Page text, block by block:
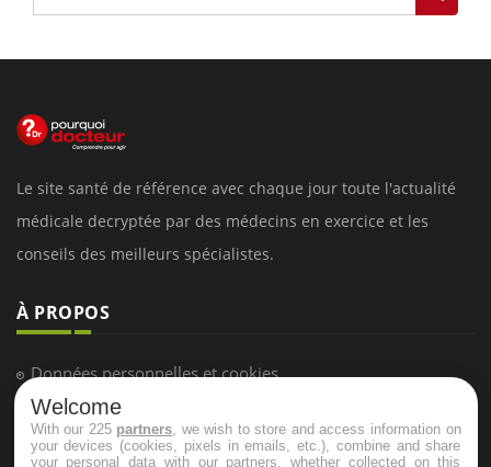
Le site santé de référence avec chaque jour toute l'actualité
médicale decryptée par des médecins en exercice et les
conseils des meilleurs spécialistes.
À PROPOS
Données personnelles et cookies
Qui sommes-nous
Conditions d'utilisation
Welcome
With our 225 partners , we wish to store and access information on
your devices (cookies, pixels in emails, etc.), combine and share
your personal data with our partners, whether collected on this